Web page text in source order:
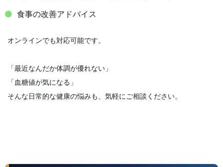
食事の改善アドバイス
オンラインでも対応可能です。
「最近なんだか体調が優れない」
「血糖値が気になる」
そんな日常的な健康の悩みも、気軽にご相談ください。